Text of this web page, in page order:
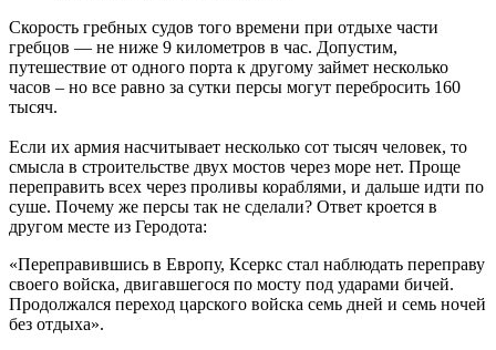
Скорость гребных судов того времени при отдыхе части
гребцов — не ниже 9 километров в час. Допустим,
путешествие от одного порта к другому займет несколько
часов – но все равно за сутки персы могут перебросить 160
тысяч.
Если их армия насчитывает несколько сот тысяч человек, то
смысла в строительстве двух мостов через море нет. Проще
переправить всех через проливы кораблями, и дальше идти по
суше. Почему же персы так не сделали? Ответ кроется в
другом месте из Геродота:
«Переправившись в Европу, Ксеркс стал наблюдать переправу
своего войска, двигавшегося по мосту под ударами бичей.
Продолжался переход царского войска семь дней и семь ночей
без отдыха».